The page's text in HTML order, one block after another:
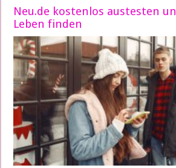
Neu.de kostenlos austesten
Leben finden